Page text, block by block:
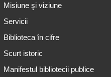
Misiune şi viziune
Servicii
Biblioteca în cifre
Scurt istoric
Manifestul bibliotecii publice